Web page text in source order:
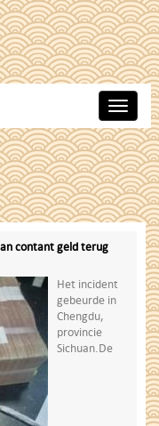
Toggle
contant geld terug
Het incident
gebeurde in
Chengdu,
provincie
Sichuan.De